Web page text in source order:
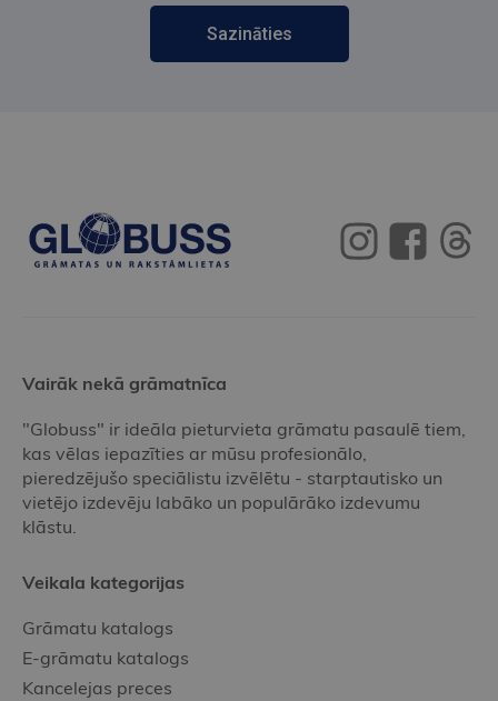
Sazināties
Vairāk nekā grāmatnīca
"Globuss" ir ideāla pieturvieta grāmatu pasaulē tiem,
kas vēlas iepazīties ar mūsu profesionālo,
pieredzējušo speciālistu izvēlētu - starptautisko un
vietējo izdevēju labāko un populārāko izdevumu
klāstu.
Veikala kategorijas
Grāmatu katalogs
E-grāmatu katalogs
Kancelejas preces